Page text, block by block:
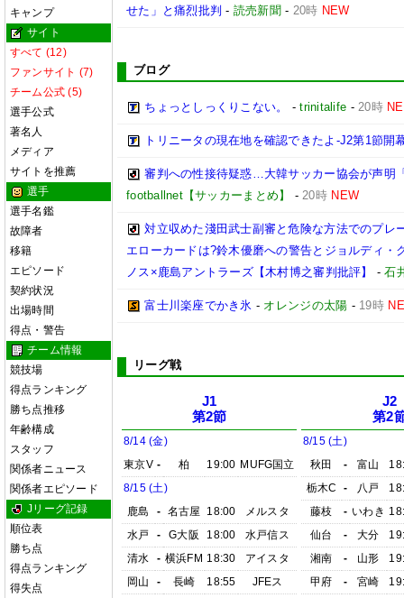
キャンプ
サイト
すべて (12)
ファンサイト (7)
チーム公式 (5)
選手公式
著名人
メディア
サイトを推薦
選手
選手名鑑
故障者
移籍
エピソード
契約状況
出場時間
得点・警告
チーム情報
競技場
得点ランキング
勝ち点推移
年齢構成
スタッフ
関係者ニュース
関係者エピソード
Jリーグ記録
順位表
勝ち点
得点ランキング
得失点
せた」と痛烈批判 - 読売新聞 - 20時 NEW
ブログ
ちょっとしっくりこない。 -trinitalife -20時
トリニータの現在地を確認できたよ-J2第1節開
審判への性接待疑惑…大韓サッカー協会が声明
footballnet【サッカーまとめ】
-20時 NEW
対立収めた淺田武士副審と危険な方法でのプレ
エローカードは?鈴木優磨への警告とジョルディ
ノス×鹿島アントラーズ【木村博之審判批評】
-石
富士川楽座でかき氷 - オレンジの太陽 - 19時
リーグ戦
J1
第2節
8/14 (金)
東京V - 柏 19:00 MUFG国立
8/15 (土)
鹿島
- 名古屋 18:00
メルスタ
水戸
- G大阪 18:00
水戸信ス
清水
- 横浜FM 18:30
アイスタ
岡山
- 長崎 18:55
JFEス
J2
第2
8/15 (土)
秋田
- 富山
栃木C
- 八戸
藤枝
- いわき
仙台
- 大分
湘南
- 山形
甲府
- 宮崎